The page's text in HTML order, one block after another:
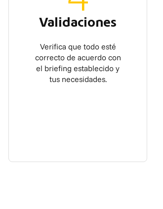
Validaciones
Verifica que todo esté
correcto de acuerdo con
el briefing establecido y
tus necesidades.